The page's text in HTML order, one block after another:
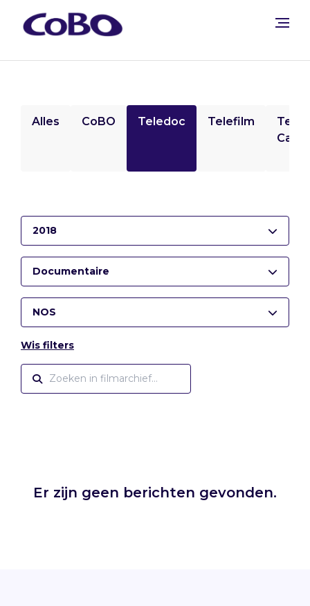
Alles CoBO Teledoc Telefilm
2018
Documentaire
NOS
Wis filters
Er zijn geen berichten gevonden.